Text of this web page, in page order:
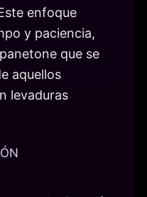
enfoque
y paciencia,
que se
aquellos
levaduras